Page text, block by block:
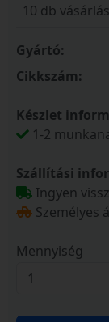
10 db
Gyártó:
Cikkszám:
Készlet
1-2
Szállítási
Ingyen
Személyes
Mennyiség